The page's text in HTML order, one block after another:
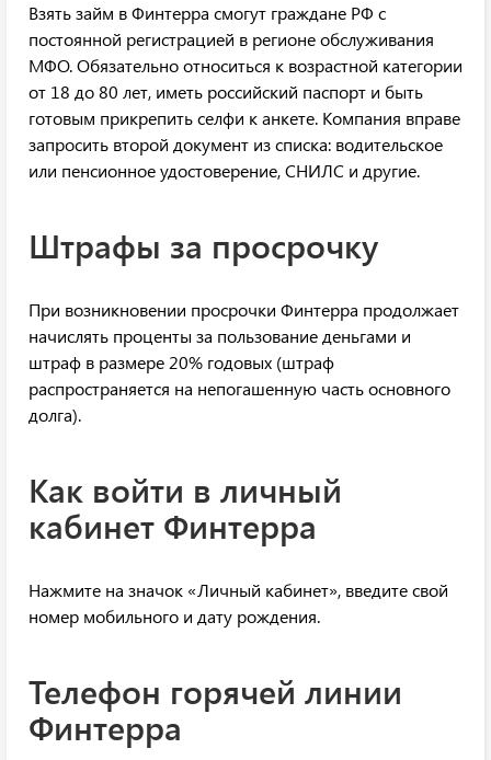
Взять займ в Финтерра смогут граждане РФ с
постоянной регистрацией в регионе обслуживания
МФО. Обязательно относиться к возрастной категории
от 18 до 80 лет, иметь российский паспорт и быть
готовым прикрепить селфи к анкете. Компания вправе
запросить второй документ из списка: водительское
или пенсионное удостоверение, СНИЛС и другие.
Штрафы за просрочку
При возникновении просрочки Финтерра продолжает
начислять проценты за пользование деньгами и
штраф в размере 20% годовых (штраф
распространяется на непогашенную часть основного
долга).
Как войти в личный
кабинет Финтерра
Нажмите на значок «Личный кабинет», введите свой
номер мобильного и дату рождения.
Телефон горячей линии
Финтерра